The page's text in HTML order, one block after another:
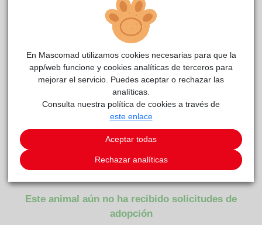
reside actualmente en el centro de acogida
COMENTARIOS
Carácter
Una maravilla de compañero
Este animal aún no ha recibido solicitudes de
adopción
En Mascomad utilizamos cookies necesarias para que la
app/web funcione y cookies analíticas de terceros para
mejorar el servicio. Puedes aceptar o rechazar las
analíticas.
Consulta nuestra política de cookies a través de
este enlace
Aceptar todas
Rechazar analíticas